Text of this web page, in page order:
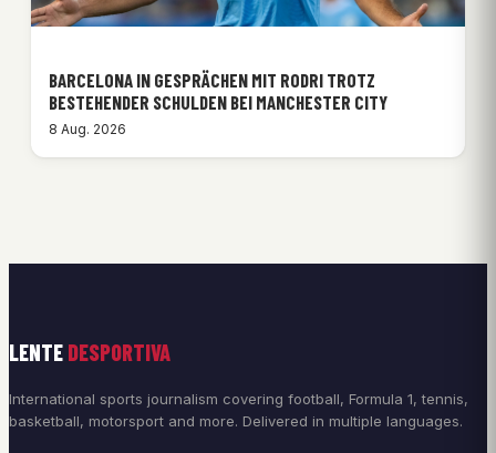
BARCELONA IN GESPRÄCHEN MIT RODRI TROTZ
BESTEHENDER SCHULDEN BEI MANCHESTER CITY
8 Aug. 2026
LENTE DESPORTIVA
International sports journalism covering football, Formula 1, tennis,
basketball, motorsport and more. Delivered in multiple languages.